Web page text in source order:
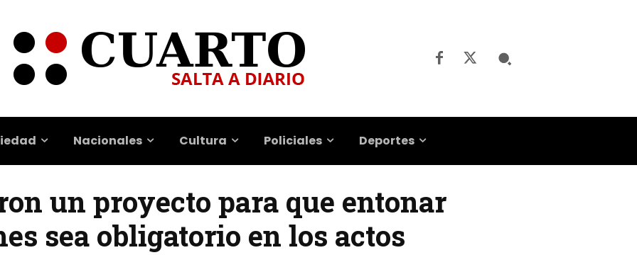
Nacionales Cultura Policiales Deportes
un proyecto para que entonar
sea obligatorio en los actos